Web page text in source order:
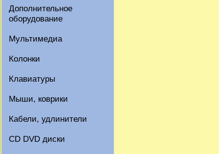
Дополнительное
оборудование
Мультимедиа
Колонки
Клавиатуры
Мыши, коврики
Кабели, удлинители
CD DVD диски